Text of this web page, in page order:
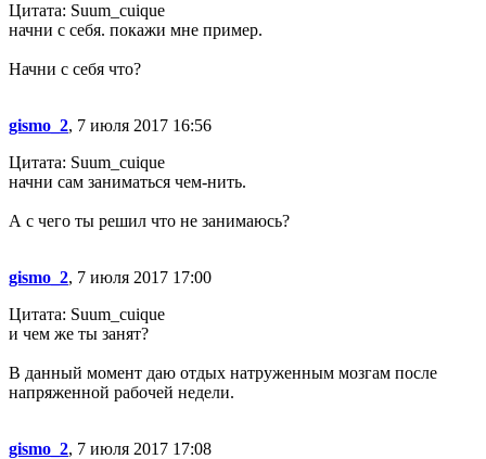
Цитата: Suum_cuique
начни с себя. покажи мне пример.
Начни с себя что?
gismo_2, 7 июля 2017 16:56
Цитата: Suum_cuique
начни сам заниматься чем-нить.
А с чего ты решил что не занимаюсь?
gismo_2, 7 июля 2017 17:00
Цитата: Suum_cuique
и чем же ты занят?
В данный момент даю отдых натруженным мозгам после
напряженной рабочей недели.
gismo_2, 7 июля 2017 17:08